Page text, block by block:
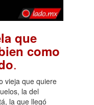
que
como
.
vieja que quiere
la del
la que llegó